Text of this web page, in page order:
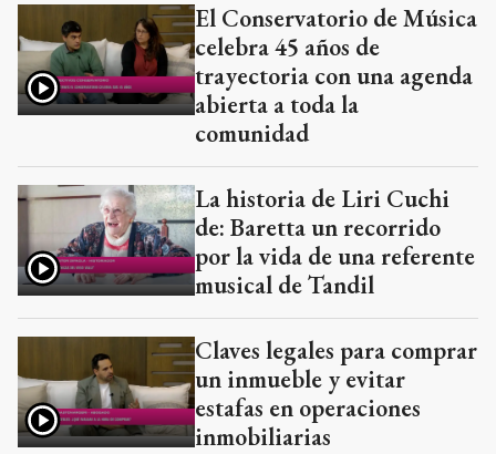
El Conservatorio de Música
celebra 45 años de
trayectoria con una agenda
abierta a toda la
comunidad
La historia de Liri Cuchi
de: Baretta un recorrido
por la vida de una referente
musical de Tandil
Claves legales para comprar
un inmueble y evitar
estafas en operaciones
inmobiliarias